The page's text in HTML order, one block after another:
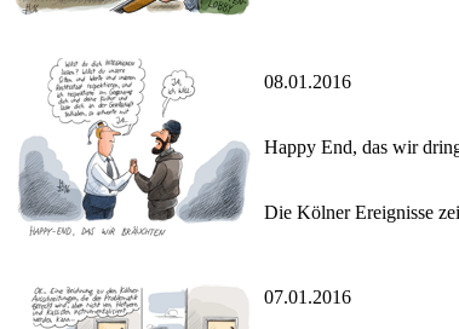
08.01.2016
Happy End, das wir
Die Kölner Ereignisse
07.01.2016